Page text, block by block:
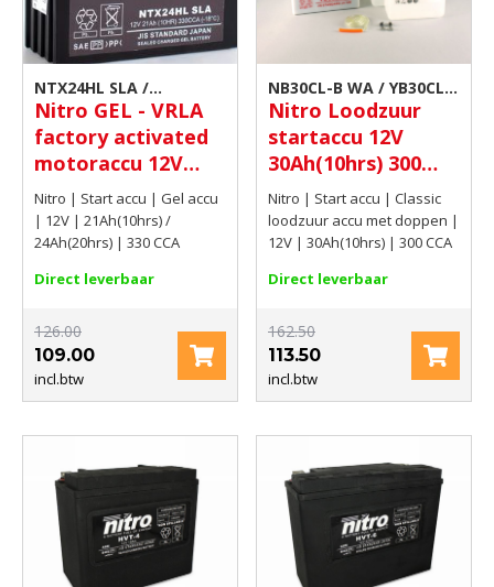
NTX24HL SLA /
YTX24HL-BS GEL |
Scooter accu
Nitro GEL - VRLA
factory activated
motoraccu 12V
21Ah(10hrs) /
24Ah(20hrs) 330
CCA
Nitro | Start accu | Gel accu
| 12V | 21Ah(10hrs) /
24Ah(20hrs) | 330 CCA
Direct leverbaar
126.00
109.00
incl.btw
NB30CL-B WA / YB30CL-
B | Scooter accu
Nitro Loodzuur
startaccu 12V
30Ah(10hrs) 300
CCA
Nitro | Start accu | Classic
loodzuur accu met doppen |
12V | 30Ah(10hrs) | 300 CCA
Direct leverbaar
162.50
113.50
incl.btw